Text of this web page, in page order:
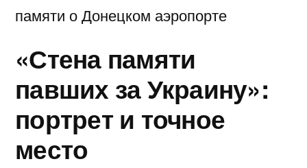
памяти о Донецком аэропорте
«Стена памяти
павших за Украину»:
портрет и точное
место